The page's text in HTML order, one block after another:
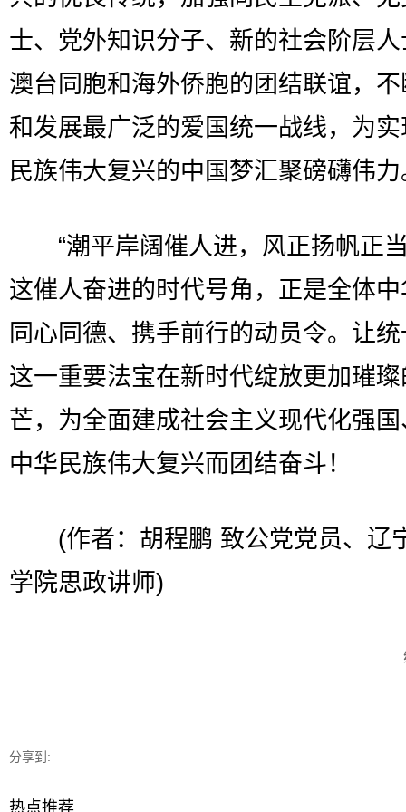
士、党外知识分子、新的社会阶层
澳台同胞和海外侨胞的团结联谊，
和发展最广泛的爱国统一战线，为
民族伟大复兴的中国梦汇聚磅礴伟力
“潮平岸阔催人进，风正扬帆正当
这催人奋进的时代号角，正是全体
同心同德、携手前行的动员令。让
这一重要法宝在新时代绽放更加璀
芒，为全面建成社会主义现代化强
中华民族伟大复兴而团结奋斗！
(作者：胡程鹏 致公党党员、辽
学院思政讲师)
分享到:
热点推荐